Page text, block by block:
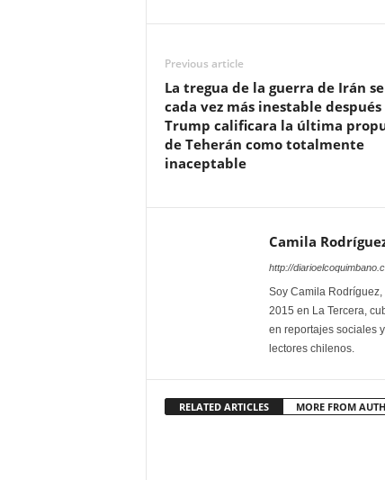
Previous article
La tregua de la guerra de Irán
cada vez más inestable
Trump calificara la última
de Teherán como totalmente
inaceptable
Camila
http://
Soy Camila
2015 en La Tercera,
en reportajes sociales
lectores chilenos.
RELATED ARTICLES MORE FROM